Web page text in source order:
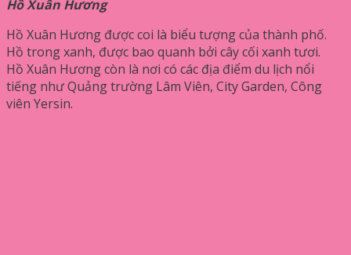
Hồ Xuân Hương
Hồ Xuân Hương được coi là biểu tượng của thành phố.
Hồ trong xanh, được bao quanh bởi cây cối xanh tươi.
Hồ Xuân Hương còn là nơi có các địa điểm du lịch nổi
tiếng như Quảng trường Lâm Viên, City Garden, Công
viên Yersin.